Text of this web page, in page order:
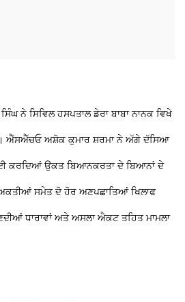
ਨੇ ਸਿਵਿਲ ਹਸਪਤਾਲ ਡੇਰਾ ਬਾਬਾ ਨਾਨਕ ਵਿਖੇ
ਐੱਸਐੱਚਓ ਅਸ਼ੋਕ ਕੁਮਾਰ ਸ਼ਰਮਾ ਨੇ ਅੱਗੇ ਦੱਸਿਆ
ਕਰਦਿਆਂ ਉਕਤ ਬਿਆਨਕਰਤਾ ਦੇ ਬਿਆਨਾਂ ਦੇ
ਸਮੇਤ ਦੋ ਹੋਰ ਅਣਪਛਾਤਿਆਂ ਖਿਲਾਫ
ਧਾਰਾਵਾਂ ਅਤੇ ਅਸਲਾ ਐਕਟ ਤਹਿਤ ਮਾਮਲਾ